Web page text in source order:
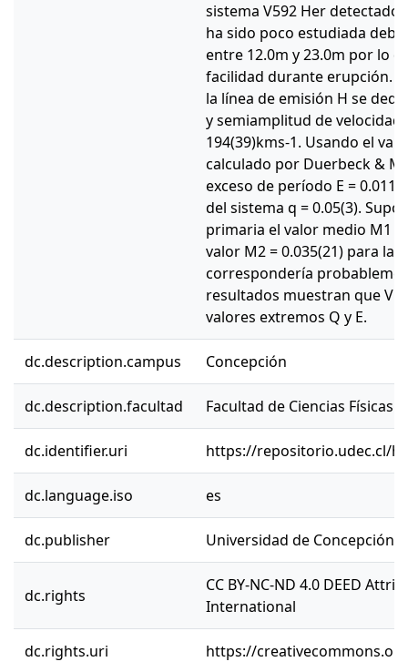
sistema V592 Her
ha sido poco estudiada
entre 12.0m y 23.0m por lo
facilidad durante erupción.
la línea de emisión H se
y semiamplitud de
194(39)kms-1. Usando el
calculado por Duerbeck &
exceso de período E =
del sistema q = 0.05(3).
primaria el valor medio M1 =
valor M2 = 0.035(21) para la
correspondería
resultados muestran que
valores extremos Q y E.
dc.description.campus Concepción
dc.description.facultad Facultad de Ciencias Físicas
dc.identifier.uri https://repositorio.udec.cl/
dc.language.iso es
dc.publisher Universidad de Concepción
dc.rights
CC BY-NC-ND 4.0 DEED
International
dc.rights.uri https://